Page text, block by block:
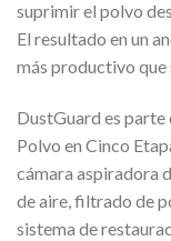
suprimir el polvo
El resultado en un
más productivo
DustGuard es
Polvo en Cinco
cámara aspiradora
de aire, filtrado de
sistema de